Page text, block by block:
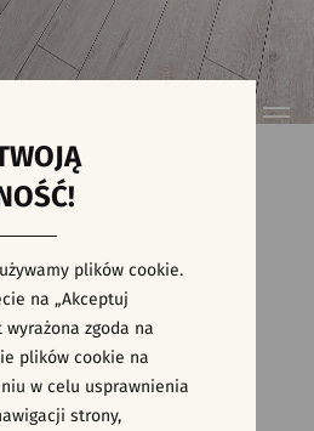
PŁYTEK
plików cookie.
na „Akceptuj
wyrażona zgoda na
plików cookie na
w celu usprawnienia
strony,